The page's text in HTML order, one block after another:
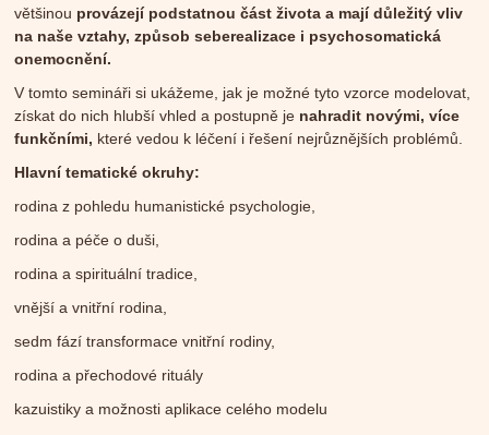
většinou provázejí podstatnou část života a mají důležitý vliv
na naše vztahy, způsob seberealizace i psychosomatická
onemocnění.
V tomto semináři si ukážeme, jak je možné tyto vzorce modelovat,
získat do nich hlubší vhled a postupně je nahradit novými, více
funkčními, které vedou k léčení i řešení nejrůznějších problémů.
Hlavní tematické okruhy:
rodina z pohledu humanistické psychologie,
rodina a péče o duši,
rodina a spirituální tradice,
vnější a vnitřní rodina,
sedm fází transformace vnitřní rodiny,
rodina a přechodové rituály
kazuistiky a možnosti aplikace celého modelu